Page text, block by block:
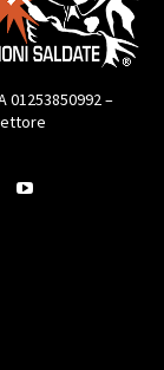
01253850992 –